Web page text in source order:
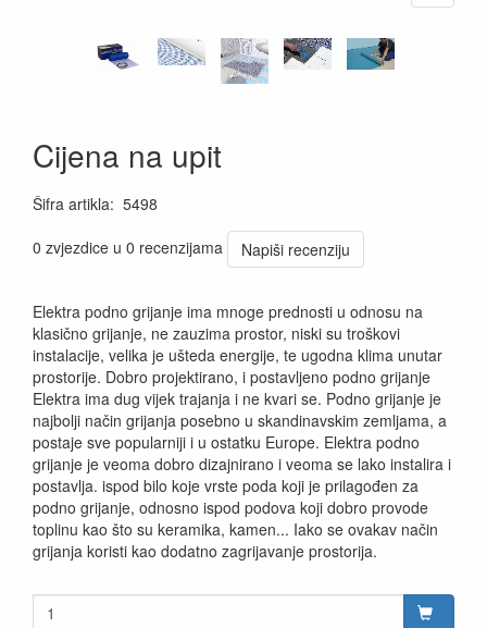
Cijena na upit
Šifra artikla: 5498
0 zvjezdice u 0 recenzijama
Napiši recenziju
Elektra podno grijanje ima mnoge prednosti u odnosu na
klasično grijanje, ne zauzima prostor, niski su troškovi
instalacije, velika je ušteda energije, te ugodna klima unutar
prostorije. Dobro projektirano, i postavljeno podno grijanje
Elektra ima dug vijek trajanja i ne kvari se. Podno grijanje je
najbolji način grijanja posebno u skandinavskim zemljama, a
postaje sve popularniji i u ostatku Europe. Elektra podno
grijanje je veoma dobro dizajnirano i veoma se lako instalira i
postavlja. ispod bilo koje vrste poda koji je prilagođen za
podno grijanje, odnosno ispod podova koji dobro provode
toplinu kao što su keramika, kamen... Iako se ovakav način
grijanja koristi kao dodatno zagrijavanje prostorija.